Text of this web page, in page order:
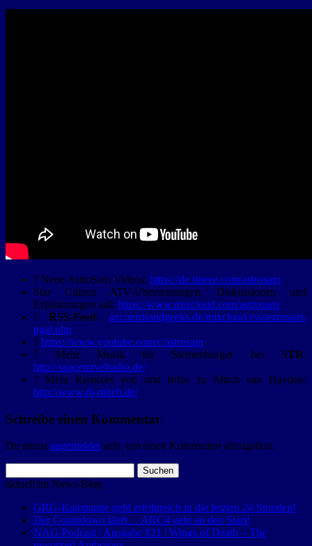
? Neue AstroSam Videos: https://de.tipeee.com/astrosam
Star Citizen ATV-Übersetzungen, Diskussionen und
Erläuterungen auf: https://www.mixcloud.com/astrosam/
? RSS-Feed: api.nerdsandgeeks.de/mixcloud-rss/astrosam-
pgal.php
? https://www.youtube.com/c/astrosam
? Mehr Musik für Sternenbürger bei STR:
http://spacetravelradio.de/
? Mehr Remixes von und Infos zu Mitch van Hayden:
http://www.dj-mitch.de/
Schreibe einen Kommentar
Du musst angemeldet sein, um einen Kommentar abzugeben.
nach:
aktuell im News-Blog
GRG-Kampagne geht erfolgreich in die letzten 24 Stunden!
Der Countdown läuft… ARC4 geht an den Start!
NAG-Podcast | Ausgabe #21 | Wings of Death – The